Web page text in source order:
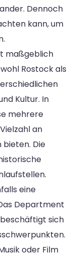
Dennoch
kann, um
maßgeblich
Rostock als
Kultur. In
mehrere
an
bieten. Die
eine
Department
sich
oder Film